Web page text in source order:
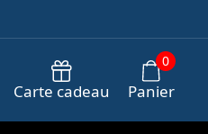
Carte cadeau Panier
0